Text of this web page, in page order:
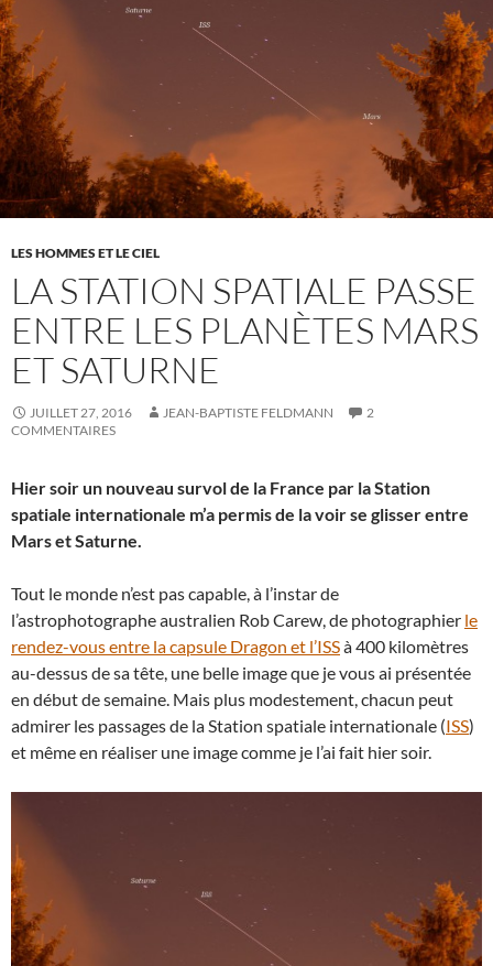
LES HOMMES ET LE CIEL
LA STATION SPATIALE PASSE
ENTRE LES PLANÈTES MARS
ET SATURNE
JUILLET 27, 2016 JEAN-BAPTISTE FELDMANN
2
COMMENTAIRES
Hier soir un nouveau survol de la France par la Station
spatiale internationale m’a permis de la voir se glisser entre
Mars et Saturne.
Tout le monde n’est pas capable, à l’instar de
l’astrophotographe australien Rob Carew, de photographier le
rendez-vous entre la capsule Dragon et l’ISSà 400 kilomètres
au-dessus de sa tête, une belle image que je vous ai présentée
en début de semaine. Mais plus modestement, chacun peut
admirer les passages de la Station spatiale internationale (ISS)
et même en réaliser une image comme je l’ai fait hier soir.